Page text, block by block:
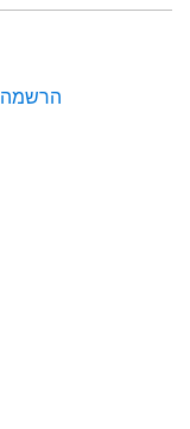
הרשמה